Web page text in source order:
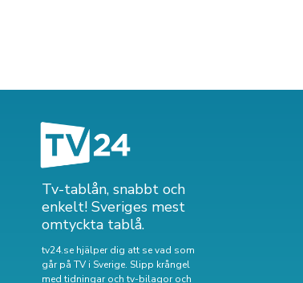
Tv-tablån, snabbt och
enkelt! Sveriges mest
omtyckta tablå.
tv24.se hjälper dig att se vad som
går på TV i Sverige. Slipp krångel
med tidningar och tv-bilagor och